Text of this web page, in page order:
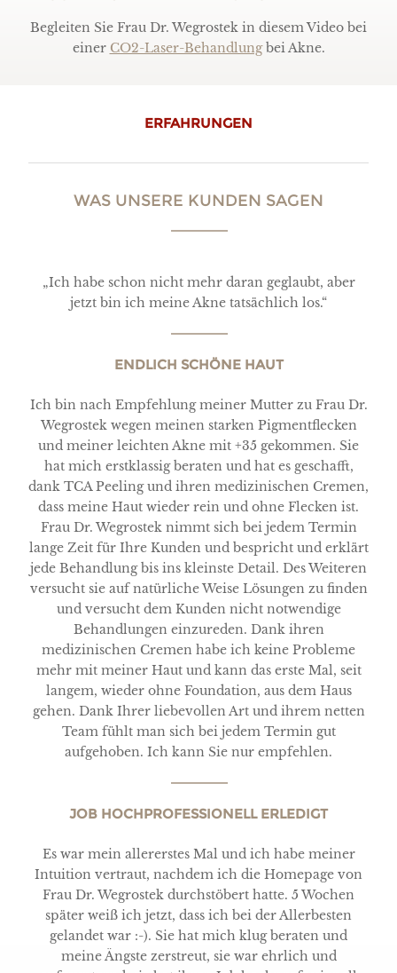
Begleiten Sie Frau Dr. Wegrostek in diesem Video bei
einer CO2-Laser-Behandlungbei Akne.
ERFAHRUNGEN
WAS UNSERE KUNDEN SAGEN
„Ich habe schon nicht mehr daran geglaubt, aber
jetzt bin ich meine Akne tatsächlich los.“
ENDLICH SCHÖNE HAUT
Ich bin nach Empfehlung meiner Mutter zu Frau Dr.
Wegrostek wegen meinen starken Pigmentflecken
und meiner leichten Akne mit +35 gekommen. Sie
hat mich erstklassig beraten und hat es geschafft,
dank TCA Peeling und ihren medizinischen Cremen,
dass meine Haut wieder rein und ohne Flecken ist.
Frau Dr. Wegrostek nimmt sich bei jedem Termin
lange Zeit für Ihre Kunden und bespricht und erklärt
jede Behandlung bis ins kleinste Detail. Des Weiteren
versucht sie auf natürliche Weise Lösungen zu finden
und versucht dem Kunden nicht notwendige
Behandlungen einzureden. Dank ihren
medizinischen Cremen habe ich keine Probleme
mehr mit meiner Haut und kann das erste Mal, seit
langem, wieder ohne Foundation, aus dem Haus
gehen. Dank Ihrer liebevollen Art und ihrem netten
Team fühlt man sich bei jedem Termin gut
aufgehoben. Ich kann Sie nur empfehlen.
JOB HOCHPROFESSIONELL ERLEDIGT
Es war mein allererstes Mal und ich habe meiner
Intuition vertraut, nachdem ich die Homepage von
Frau Dr. Wegrostek durchstöbert hatte. 5 Wochen
später weiß ich jetzt, dass ich bei der Allerbesten
gelandet war :-). Sie hat mich klug beraten und
meine Ängste zerstreut, sie war ehrlich und